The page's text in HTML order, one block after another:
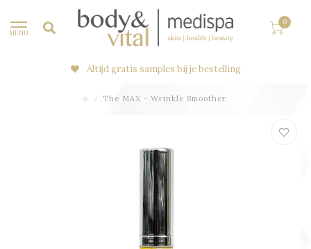
MENU
0
Altijd gratis samples bij je bestelling
☆ / The MAX - Wrinkle Smoother